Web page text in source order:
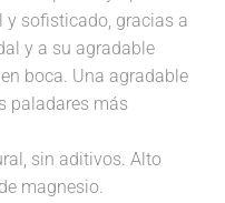
y sofisticado, gracias a
y a su agradable
boca. Una agradable
paladares más
sin aditivos. Alto
magnesio.